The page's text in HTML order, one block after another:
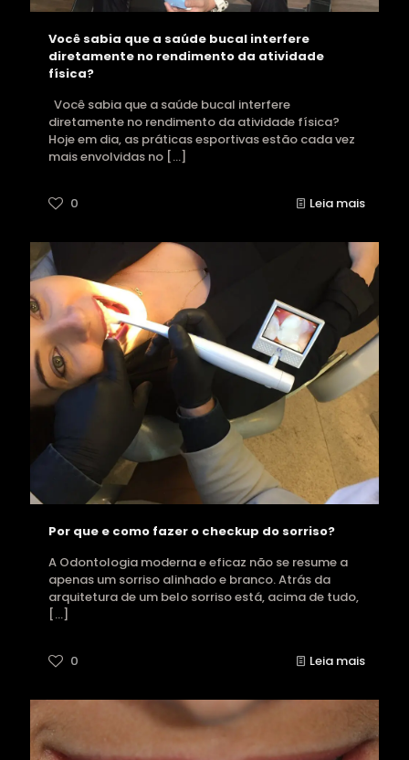
Você sabia que a saúde bucal interfere
diretamente no rendimento da atividade
física?
Você sabia que a saúde bucal interfere
diretamente no rendimento da atividade física?
Hoje em dia, as práticas esportivas estão cada vez
mais envolvidas no […]
0 Leia mais
Por que e como fazer o checkup do sorriso?
A Odontologia moderna e eficaz não se resume a
apenas um sorriso alinhado e branco. Atrás da
arquitetura de um belo sorriso está, acima de tudo,
[…]
0 Leia mais